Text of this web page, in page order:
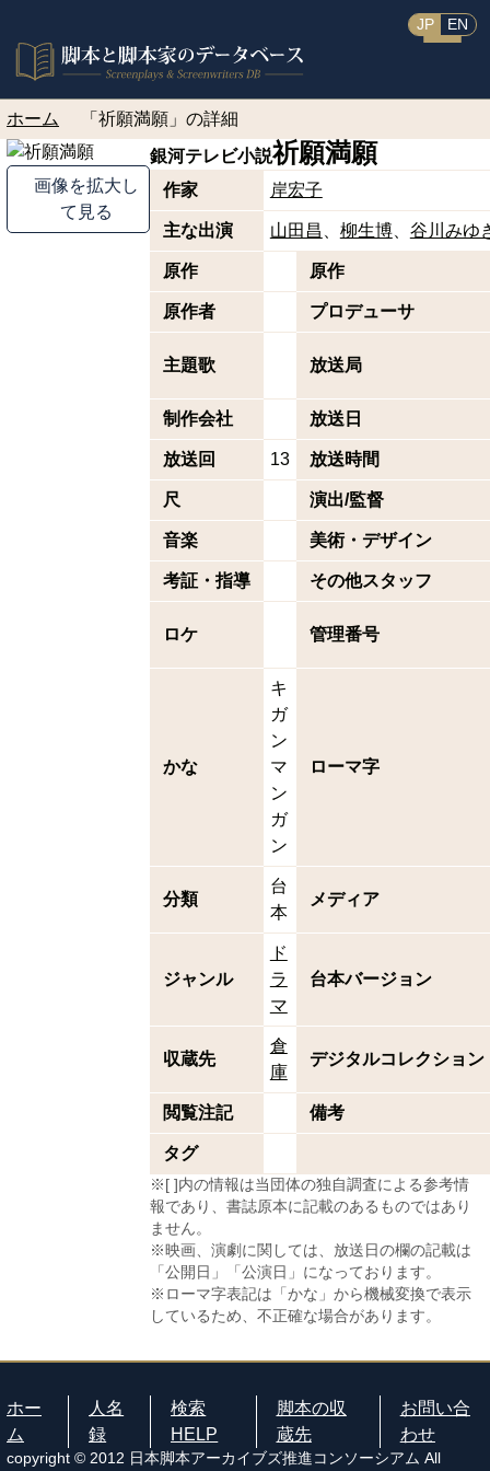
JP EN
ホーム 「祈願満願」の詳細
画像を拡大し
て見る
銀河テレビ小説祈願満願
作家 岸宏子
主な出演 山田昌 柳生博 谷川みゆ
原作 原作
原作者 プロデューサ
主題歌 放送局
制作会社 放送日
放送回 13 放送時間
尺 演出/監督
音楽 美術・デザイン
考証・指導 その他スタッフ
ロケ 管理番号
かな
キ
ガ
ン
マ
ン
ガ
ン
ローマ字
分類
台
本
メディア
ジャンル
ド
ラ
マ
台本バージョン
収蔵先
倉
庫
デジタルコレクション
閲覧注記 備考
タグ
※[ ]内の情報は当団体の独自調査による参考情
報であり、書誌原本に記載のあるものではあり
ません。
※映画、演劇に関しては、放送日の欄の記載は
「公開日」「公演日」になっております。
※ローマ字表記は「かな」から機械変換で表示
しているため、不正確な場合があります。
ホー
ム
人名
録
検索
HELP
脚本の収
蔵先
お問い合
わせ
copyright © 2012 日本脚本アーカイブズ推進コンソーシアム All